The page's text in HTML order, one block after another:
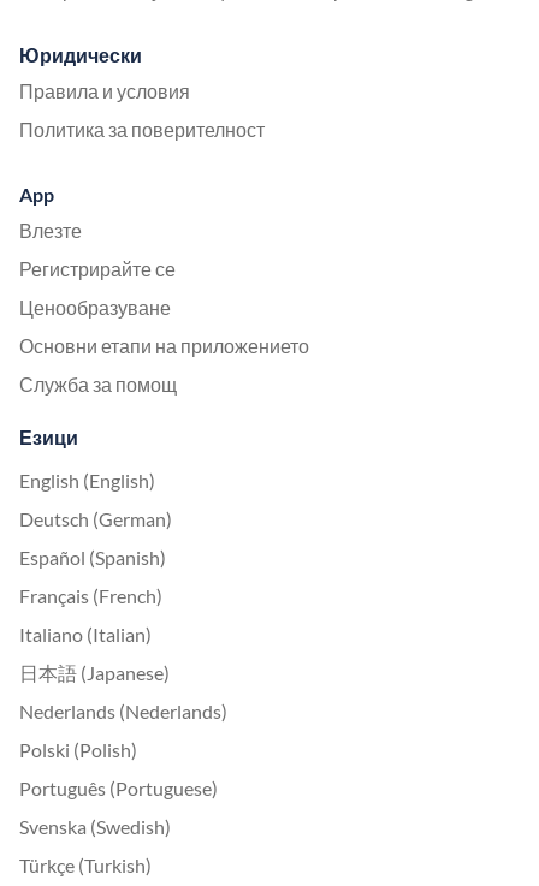
Юридически
Правила и условия
Политика за поверителност
App
Влезте
Регистрирайте се
Ценообразуване
Основни етапи на приложението
Служба за помощ
Езици
English (English)
Deutsch (German)
Español (Spanish)
Français (French)
Italiano (Italian)
日本語 (Japanese)
Nederlands (Nederlands)
Polski (Polish)
Português (Portuguese)
Svenska (Swedish)
Türkçe (Turkish)